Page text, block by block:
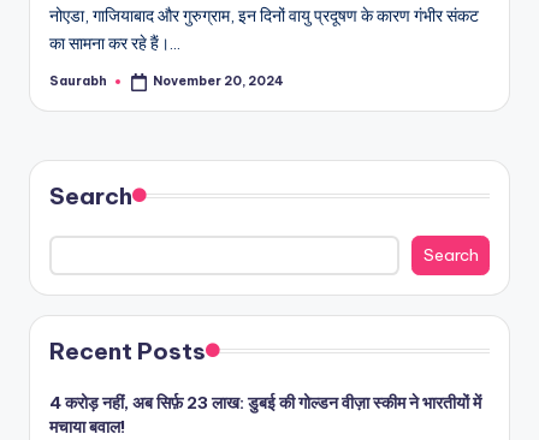
नोएडा, गाजियाबाद और गुरुग्राम, इन दिनों वायु प्रदूषण के कारण गंभीर संकट
का सामना कर रहे हैं।…
Posted
Saurabh November 20, 2024
Search
Search
Recent Posts
4 करोड़ नहीं, अब सिर्फ़ 23 लाख: डुबई की गोल्डन वीज़ा स्कीम ने भारतीयों में
मचाया बवाल!